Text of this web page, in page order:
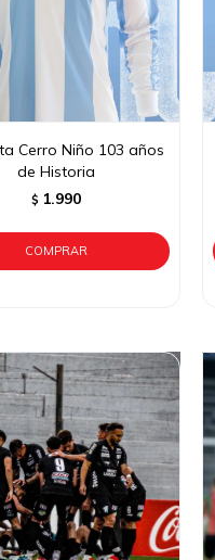
Cerro Niño 103 años
de Historia
$ 1.990